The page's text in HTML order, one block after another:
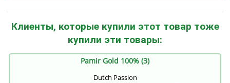
Клиенты, которые купили этот товар тоже
купили эти товары:
Pamir Gold 100% (3)
Dutch Passion